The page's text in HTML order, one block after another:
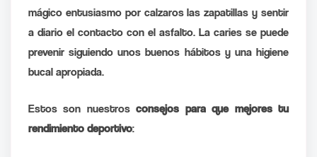
mágico entusiasmo por calzaros las zapatillas y sentir
a diario el contacto con el asfalto. La caries se puede
prevenir siguiendo unos buenos hábitos y una higiene
bucal apropiada.
Estos son nuestrosconsejos para que mejores tu
rendimiento deportivo: